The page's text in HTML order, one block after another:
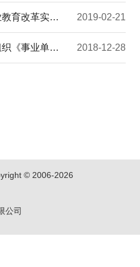
国务院关于印发国家职业教育改革实施方案的通知 2019-02-21
中共成都石化工业学校组织《事业单位人事管理条例》学习会 2018-12-28
© 2006-2026
公司